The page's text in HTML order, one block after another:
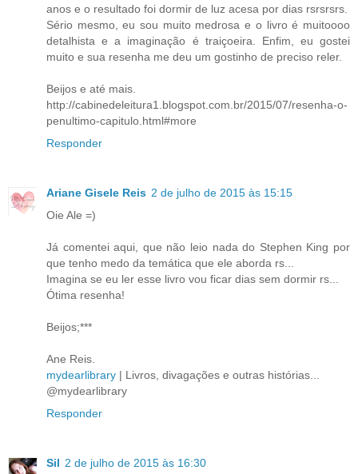
anos e o resultado foi dormir de luz acesa por dias rsrsrsrs.
Sério mesmo, eu sou muito medrosa e o livro é muitoooo
detalhista e a imaginação é traiçoeira. Enfim, eu gostei
muito e sua resenha me deu um gostinho de preciso reler.
Beijos e até mais.
http://cabinedeleitura1.blogspot.com.br/2015/07/resenha-o-
penultimo-capitulo.html#more
Responder
Ariane Gisele Reis 2 de julho de 2015 às 15:15
Oie Ale =)
Já comentei aqui, que não leio nada do Stephen King por
que tenho medo da temática que ele aborda rs...
Imagina se eu ler esse livro vou ficar dias sem dormir rs...
Ótima resenha!
Beijos;***
Ane Reis.
mydearlibrary | Livros, divagações e outras histórias...
@mydearlibrary
Responder
Sil 2 de julho de 2015 às 16:30